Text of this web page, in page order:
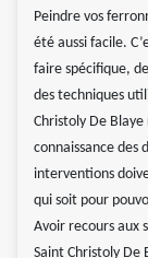
Peindre vos
été aussi facile.
faire spécifique,
des techniques
Christoly De
connaissance des
interventions
qui soit pour
Avoir recours aux
Saint Christoly De